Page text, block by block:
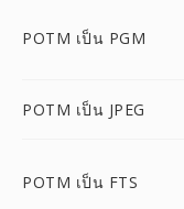
POTM เป็น PGM
POTM เป็น JPEG
POTM เป็น FTS